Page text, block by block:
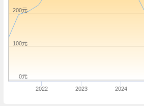
2022 2023 2024
0元
100元
200元